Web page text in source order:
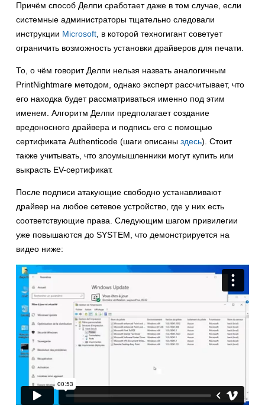
Причём способ Делпи сработает даже в том случае, если
системные администраторы тщательно следовали
инструкции Microsoft, в которой техногигант советует
ограничить возможность установки драйверов для печати.
То, о чём говорит Делпи нельзя назвать аналогичным
PrintNightmare методом, однако эксперт рассчитывает, что
его находка будет рассматриваться именно под этим
именем. Алгоритм Делпи предполагает создание
вредоносного драйвера и подпись его с помощью
сертификата Authenticode (шаги описаны здесь). Стоит
также учитывать, что злоумышленники могут купить или
выкрасть EV-сертификат.
После подписи атакующие свободно устанавливают
драйвер на любое сетевое устройство, где у них есть
соответствующие права. Следующим шагом привилегии
уже повышаются до SYSTEM, что демонстрируется на
видео ниже: